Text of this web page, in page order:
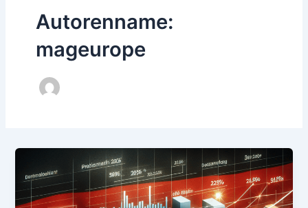
Autorenname:
mageurope